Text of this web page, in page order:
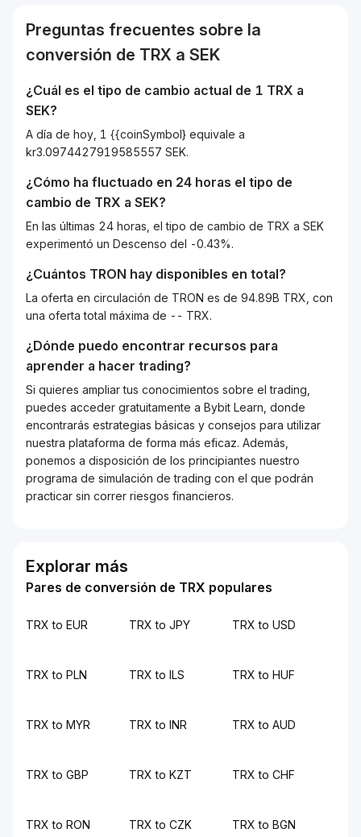
Preguntas frecuentes sobre la
conversión de TRX a SEK
¿Cuál es el tipo de cambio actual de 1 TRX a
SEK?
A día de hoy, 1 {{coinSymbol} equivale a
kr3.0974427919585557 SEK.
¿Cómo ha fluctuado en 24 horas el tipo de
cambio de TRX a SEK?
En las últimas 24 horas, el tipo de cambio de TRX a SEK
experimentó un Descenso del -0.43%.
¿Cuántos TRON hay disponibles en total?
La oferta en circulación de TRON es de 94.89B TRX, con
una oferta total máxima de -- TRX.
¿Dónde puedo encontrar recursos para
aprender a hacer trading?
Si quieres ampliar tus conocimientos sobre el trading,
puedes acceder gratuitamente a Bybit Learn, donde
encontrarás estrategias básicas y consejos para utilizar
nuestra plataforma de forma más eficaz. Además,
ponemos a disposición de los principiantes nuestro
programa de simulación de trading con el que podrán
practicar sin correr riesgos financieros.
Explorar más
Pares de conversión de TRX populares
TRX to EUR TRX to JPY TRX to USD
TRX to PLN TRX to ILS TRX to HUF
TRX to MYR TRX to INR TRX to AUD
TRX to GBP TRX to KZT TRX to CHF
TRX to RON TRX to CZK TRX to BGN